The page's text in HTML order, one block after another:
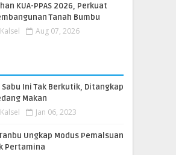
KUA-PPAS 2026, Perkuat
Tanah Bumbu
Aug 07, 2026
Sabu Ini Tak Berkutik, Ditangkap
Makan
Jan 06, 2023
Ungkap Modus Pemalsuan
Pertamina